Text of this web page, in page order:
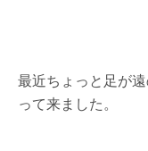
最近ちょっと足が
って来ました。